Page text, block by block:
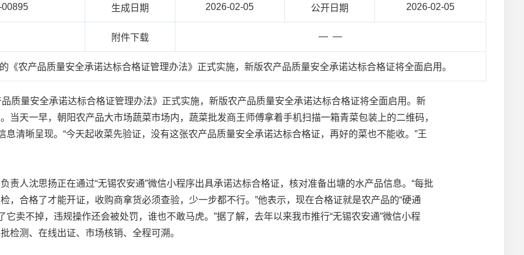
生成日期 2026-02-05 公开日期 2026-02-05
附件下载 — —
《农产品质量安全承诺达标合格证管理办法》正式实施，新版农产品质量安全承诺达标合格证将全面启用。
量安全承诺达标合格证管理办法》正式实施，新版农产品质量安全承诺达标合格证将全面启用。新
当天一早，朝阳农产品大市场蔬菜市场内，蔬菜批发商王师傅拿着手机扫描一箱青菜包装上的二维码，
息清晰呈现。“今天起收菜先验证，没有这张农产品质量安全承诺达标合格证，再好的菜也不能收。”王
人沈思扬正在通过“无锡农安通”微信小程序出具承诺达标合格证，核对准备出塘的水产品信息。“每批
，合格了才能开证，收购商拿货必须查验，少一步都不行。”他表示，现在合格证就是农产品的“硬通
它卖不掉，违规操作还会被处罚，谁也不敢马虎。”据了解，去年以来我市推行“无锡农安通”微信小程
检测、在线出证、市场核销、全程可溯。